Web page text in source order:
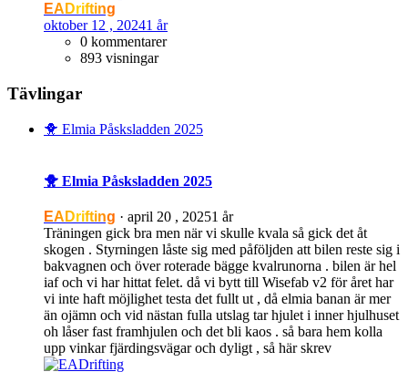
EADrifting
oktober 12 , 20241 år
0 kommentarer
893 visningar
Tävlingar
🐥 Elmia Påsksladden 2025
🐥 Elmia Påsksladden 2025
EADrifting · april 20 , 20251 år
Träningen gick bra men när vi skulle kvala så gick det åt
skogen . Styrningen låste sig med påföljden att bilen reste sig i
bakvagnen och över roterade bägge kvalrunorna . bilen är hel
iaf och vi har hittat felet. då vi bytt till Wisefab v2 för året har
vi inte haft möjlighet testa det fullt ut , då elmia banan är mer
än ojämn och vid nästan fulla utslag tar hjulet i inner hjulhuset
oh låser fast framhjulen och det bli kaos . så bara hem kolla
upp vinkar fjärdingsvägar och dyligt , så här skrev